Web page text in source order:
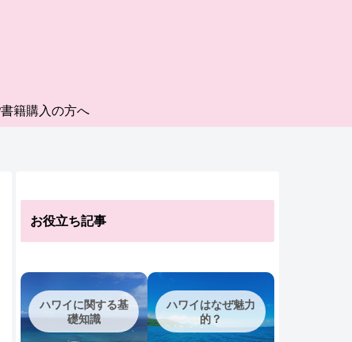
書籍購入の方へ
お役立ち記事
ハワイに関する基
礎知識
ハワイはなぜ魅力
的？